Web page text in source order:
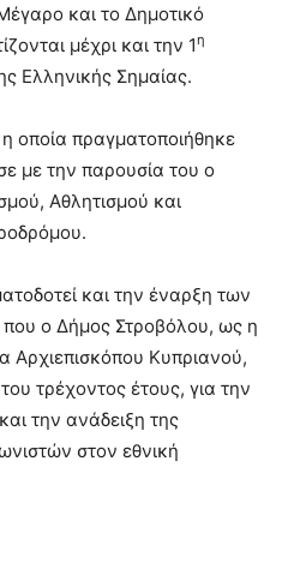
και το Δημοτικό
μέχρι και την 1η
Ελληνικής Σημαίας.
οποία πραγματοποιήθηκε
με την παρουσία του ο
Αθλητισμού και
και την έναρξη των
ο Δήμος Στροβόλου, ως η
Αρχιεπισκόπου Κυπριανού,
τρέχοντος έτους, για την
την ανάδειξη της
στον εθνική